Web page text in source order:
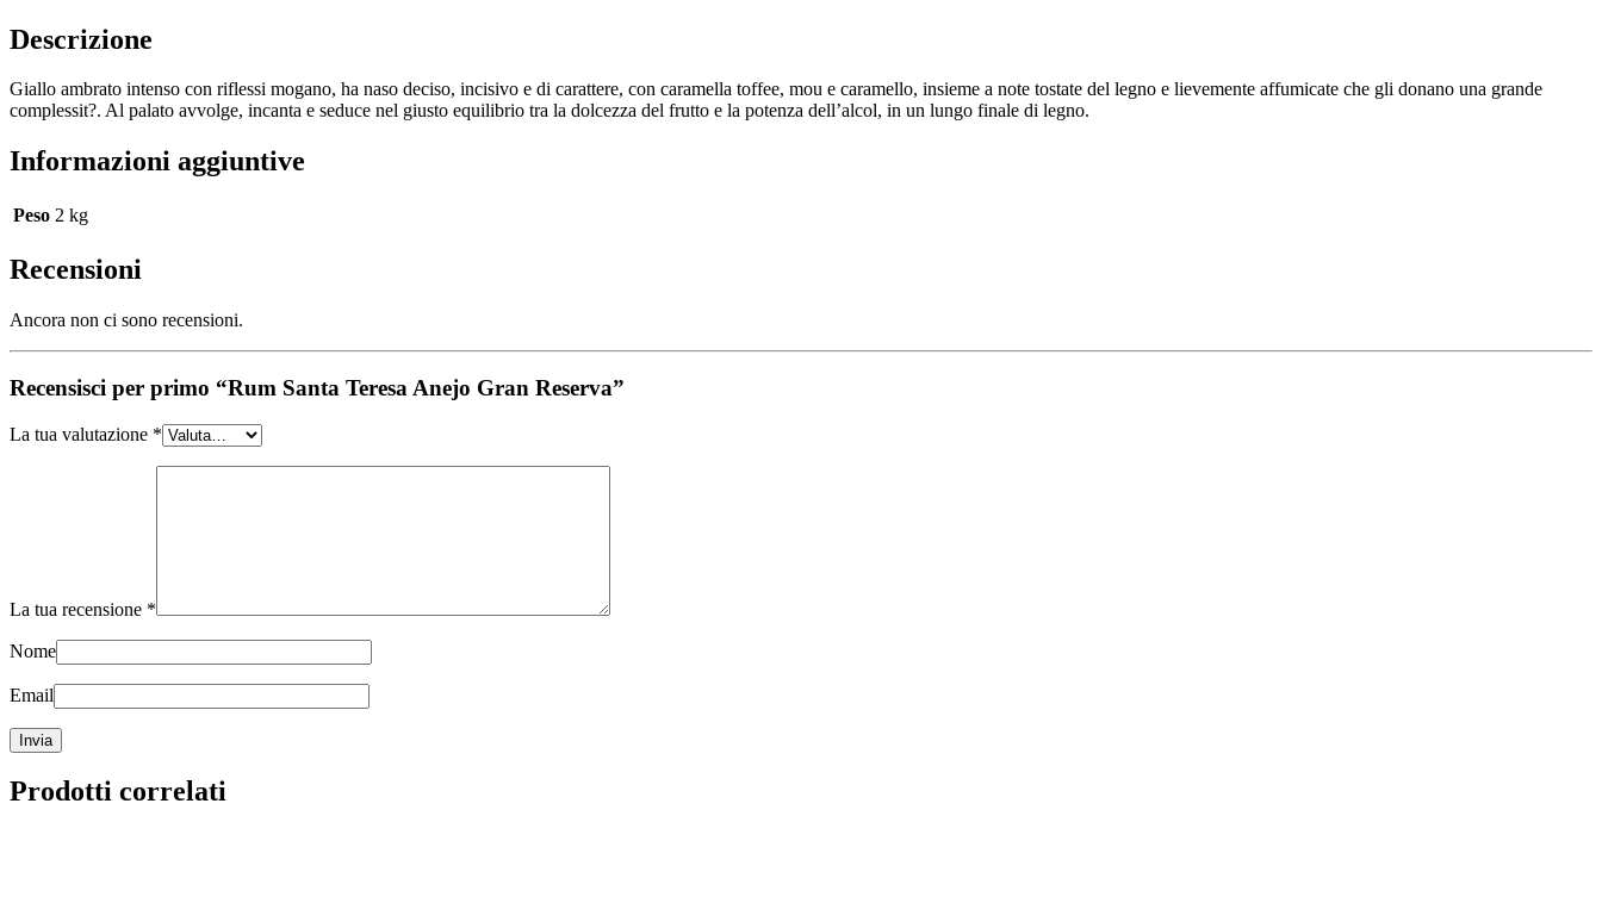
Descrizione
Giallo ambrato intenso con riflessi mogano, ha naso deciso, incisivo e di carattere, con caramella toffee, mou e caramello, insieme a note tostate del legno e lievemente affumicate che gli donano una grande
complessit?. Al palato avvolge, incanta e seduce nel giusto equilibrio tra la dolcezza del frutto e la potenza dell’alcol, in un lungo finale di legno.
Informazioni aggiuntive
Peso 2 kg
Recensioni
Ancora non ci sono recensioni.
Recensisci per primo “Rum Santa Teresa Anejo Gran Reserva”
La tua valutazione *
La tua recensione *
Nome
Email
Prodotti correlati